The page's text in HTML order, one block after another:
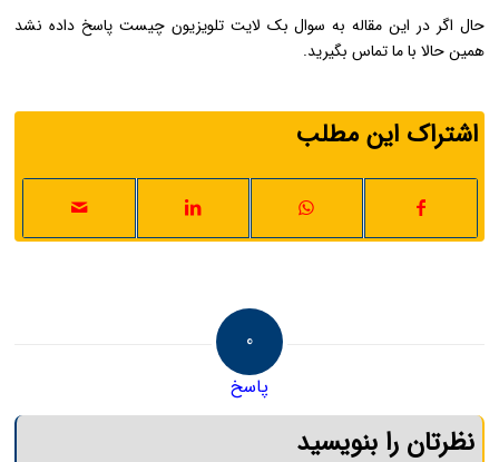
حال اگر در این مقاله به سوال بک لایت تلویزیون چیست پاسخ داده نشد
همین حالا با ما تماس بگیرید.
اشتراک این مطلب
0
پاسخ
نظرتان را بنویسید